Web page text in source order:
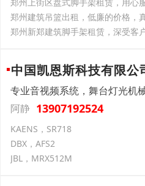
郑州建筑吊篮出租，低廉的价格，
郑州新郑建筑脚手架租赁，深受客
中国凯恩斯科技有限公
专业音视频系统，舞台灯光机
阿静 13907192524
KAENS，SR718
DBX，AFS2
JBL，MRX512M